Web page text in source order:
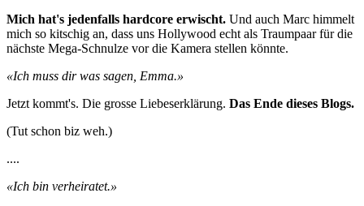
Mich hat's jedenfalls hardcore erwischt. Und auch Marc himmelt
mich so kitschig an, dass uns Hollywood echt als Traumpaar für die
nächste Mega-Schnulze vor die Kamera stellen könnte.
«Ich muss dir was sagen, Emma.»
Jetzt kommt's. Die grosse Liebeserklärung. Das Ende dieses Blogs.
(Tut schon biz weh.)
....
«Ich bin verheiratet.»